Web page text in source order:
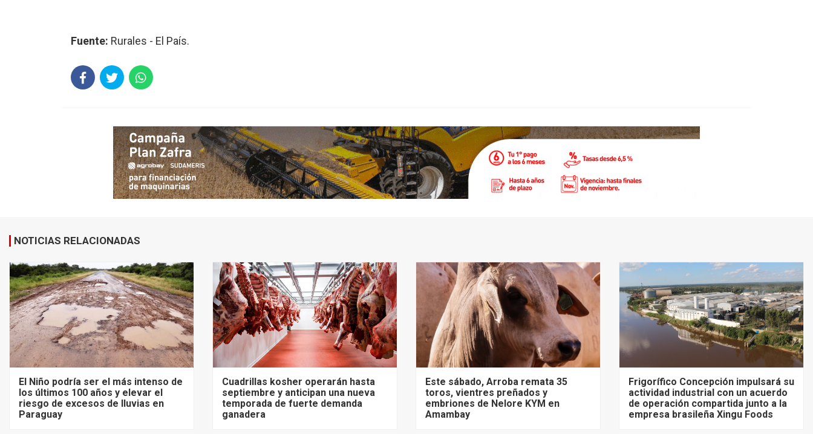
Fuente: Rurales - El País.
NOTICIAS RELACIONADAS
El Niño podría ser el más intenso de
los últimos 100 años y elevar el
riesgo de excesos de lluvias en
Paraguay
Cuadrillas kosher operarán hasta
septiembre y anticipan una nueva
temporada de fuerte demanda
ganadera
Este sábado, Arroba remata 35
toros, vientres preñados y
embriones de Nelore KYM en
Amambay
Frigorífico Concepción impulsará su
actividad industrial con un acuerdo
de operación compartida junto a la
empresa brasileña Xingu Foods